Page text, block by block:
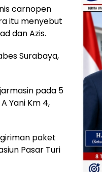
carnopen
itu menyebut
dan Azis.
Surabaya,
pada 5
Yani Km 4,
paket
Pasar Turi